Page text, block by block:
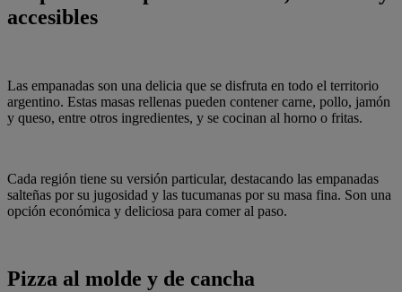
accesibles
Las empanadas son una delicia que se disfruta en todo el territorio
argentino. Estas masas rellenas pueden contener carne, pollo, jamón
y queso, entre otros ingredientes, y se cocinan al horno o fritas.
Cada región tiene su versión particular, destacando las empanadas
salteñas por su jugosidad y las tucumanas por su masa fina. Son una
opción económica y deliciosa para comer al paso.
Pizza al molde y de cancha